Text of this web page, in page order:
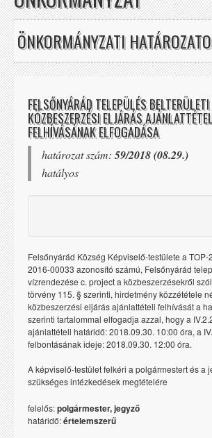
ÖNKORMÁNYZATI
FELSŐNYÁRÁD TELEPÜLÉS BELTERÜLETI
KÖZBESZERZÉSI ELJÁRÁS
FELHÍVÁSÁNAK ELFOGADÁSA
határozat szám: 59/2018 (08.29.)
hatályos
Felsőnyárád Község Képviselő-testülete a TOP-
2016-00033 azonosító számú, Felsőnyárád
vízrendezése c. project a közbeszerzésekről
törvény 115. § szerinti, hirdetmény közzététele
közbeszerzési eljárás ajánlattételi felhívását a
szerinti tartalommal elfogadja azzal, hogy a
ajánlattételi határidő: 2018.09.30. 10:00 óra, a
felbontásának ideje: 2018.09.30. 12:00 óra.
A képviselő-testület felkéri a polgármestert és a
szükséges intézkedések megtételére
felelős:polgármester, jegyző
határidő:értelemszerű